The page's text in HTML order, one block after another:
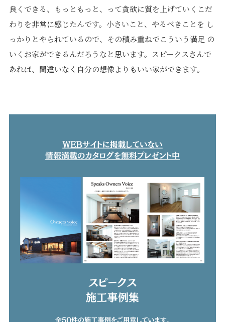
良くできる、もっともっと、って貪欲に質を上げていくこだ
わりを非常に感じたんです。小さいこと、やるべきことを し
っかりとやられているので、その積み重ねでこういう満足 の
いくお家ができるんだろうなと思います。スピークスさんで
あれば、間違いなく自分の想像よりもいい家ができます。